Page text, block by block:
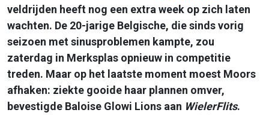
veldrijden heeft nog een extra week op zich laten
wachten. De 20-jarige Belgische, die sinds vorig
seizoen met sinusproblemen kampte, zou
zaterdag in Merksplas opnieuw in competitie
treden. Maar op het laatste moment moest Moors
afhaken: ziekte gooide haar plannen omver,
bevestigde Baloise Glowi Lions aan WielerFlits.